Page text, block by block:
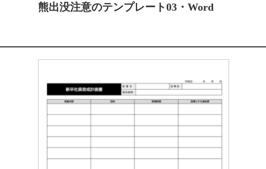
熊出没注意のテンプレート03・Word